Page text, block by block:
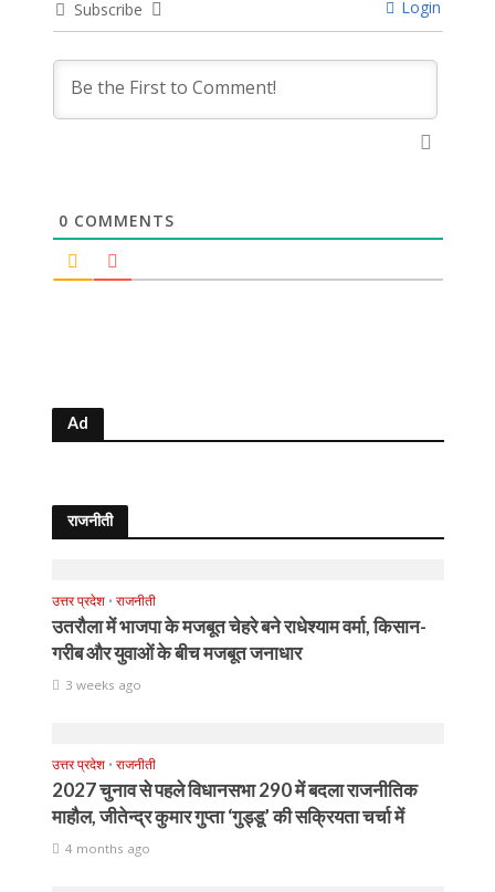
Subscribe Login
0 COMMENTS
Ad
राजनीती
उत्तर प्रदेश • राजनीती
उतरौला में भाजपा के मजबूत चेहरे बने राधेश्याम वर्मा, किसान-
गरीब और युवाओं के बीच मजबूत जनाधार
3 weeks ago
उत्तर प्रदेश • राजनीती
2027 चुनाव से पहले विधानसभा 290 में बदला राजनीतिक
माहौल, जीतेन्द्र कुमार गुप्ता ‘गुड्डू’ की सक्रियता चर्चा में
4 months ago